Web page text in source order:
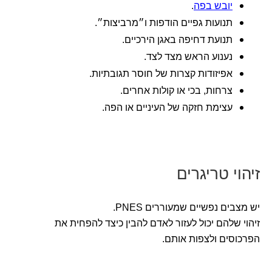
יובש בפה.
תנועות גפיים הודפות ו״מרביצות״.
תנועת דחיפה באגן הירכיים.
נענוע הראש מצד לצד.
אפיזודות קצרות של חוסר תגובתיות.
צרחות, בכי או קולות אחרים.
עצימת חזקה של העיניים או הפה.
זיהוי טריגרים
יש מצבים נפשיים שמעוררים PNES.
זיהוי שלהם יכול לעזור לאדם להבין כיצד להפחית את
הפרכוסים ולצפות אותם.